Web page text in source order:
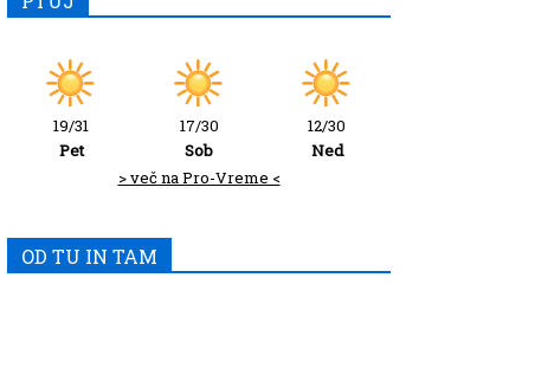
19/31
Pet
17/30
Sob
12/30
Ned
> več na Pro-Vreme <
OD TU IN TAM